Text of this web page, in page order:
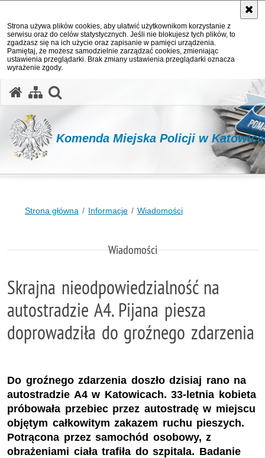
Strona używa plików cookies, aby ułatwić użytkownikom korzystanie z
serwisu oraz do celów statystycznych. Jeśli nie blokujesz tych plików, to
zgadzasz się na ich użycie oraz zapisanie w pamięci urządzenia.
Pamiętaj, że możesz samodzielnie zarządzać cookies, zmieniając
ustawienia przeglądarki. Brak zmiany ustawienia przeglądarki oznacza
wyrażenie zgody.
Komenda Miejska Policji w
Strona główna Informacje Wiadomości
Wiadomości
Skrajna nieodpowiedzialność na
autostradzie A4. Pijana piesza
doprowadziła do groźnego zdarzenia
Do groźnego zdarzenia doszło dzisiaj rano na
autostradzie A4 w Katowicach. 33-letnia kobieta
próbowała przebiec przez autostradę w miejscu
objętym całkowitym zakazem ruchu pieszych.
Potrącona przez samochód osobowy, z
obrażeniami ciała trafiła do szpitala. Badanie